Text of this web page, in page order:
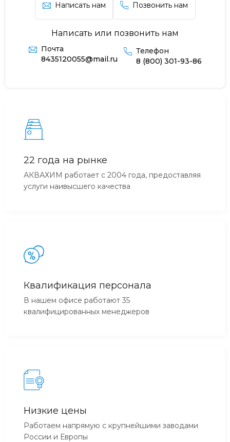
Написать нам Позвонить нам
Написать или позвонить нам
Почта
8435120055@mail.ru
Телефон
8 (800) 301-93-86
22 года на рынке
АКВАХИМ работает с 2004 года, предоставляя
услуги наивысшего качества
Квалификация персонала
В нашем офисе работают 35
квалифицированных менеджеров
Низкие цены
Работаем напрямую с крупнейшими заводами
России и Европы